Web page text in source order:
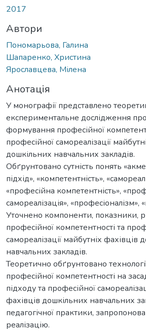
2017
Автори
Пономарьова, Галина
Шапаренко, Христина
Ярославцева, Мілена
Анотація
У монографії представлено
експериментальне дослідження
формування професійної
професійної самореалізації
дошкільних навчальних закладів.
Обґрунтовано сутність понять
підхід», «компетентність»,
«професійна компетентність»,
самореалізація», «професіоналізм»,
Уточнено компоненти, показники,
професійної компетентності та
самореалізації майбутніх фахівців
навчальних закладів.
Теоретично обґрунтовано
професійної компетентності на
підходу та професійної
фахівців дошкільних навчальних
педагогічної практики,
реалізацію.